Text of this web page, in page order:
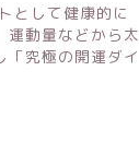
として健康的に
運動量などから太
「究極の開運ダイ